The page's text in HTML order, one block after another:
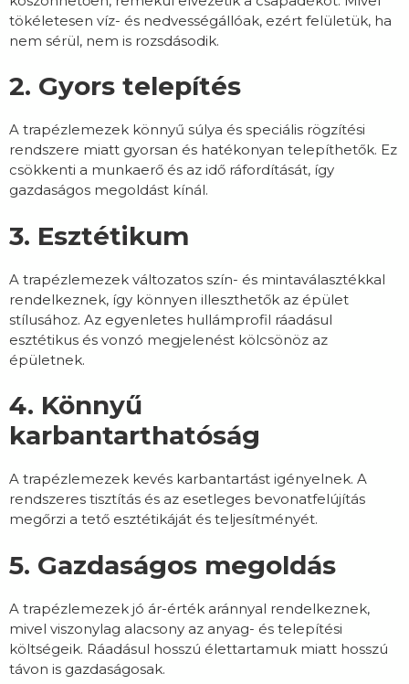
tökéletesen víz- és nedvességállóak, ezért felületük, ha
nem sérül, nem is rozsdásodik.
2. Gyors telepítés
A trapézlemezek könnyű súlya és speciális rögzítési
rendszere miatt gyorsan és hatékonyan telepíthetők. Ez
csökkenti a munkaerő és az idő ráfordítását, így
gazdaságos megoldást kínál.
3. Esztétikum
A trapézlemezek változatos szín- és mintaválasztékkal
rendelkeznek, így könnyen illeszthetők az épület
stílusához. Az egyenletes hullámprofil ráadásul
esztétikus és vonzó megjelenést kölcsönöz az
épületnek.
4. Könnyű
karbantarthatóság
A trapézlemezek kevés karbantartást igényelnek. A
rendszeres tisztítás és az esetleges bevonatfelújítás
megőrzi a tető esztétikáját és teljesítményét.
5. Gazdaságos megoldás
A trapézlemezek jó ár-érték aránnyal rendelkeznek,
mivel viszonylag alacsony az anyag- és telepítési
költségeik. Ráadásul hosszú élettartamuk miatt hosszú
távon is gazdaságosak.